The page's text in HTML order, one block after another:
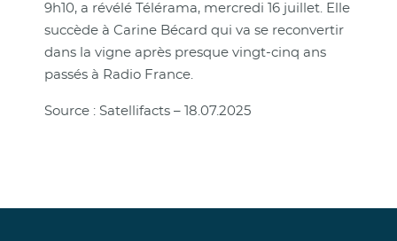
9h10, a révélé Télérama, mercredi 16 juillet. Elle
succède à Carine Bécard qui va se reconvertir
dans la vigne après presque vingt-cinq ans
passés à Radio France.
Source : Satellifacts – 18.07.2025